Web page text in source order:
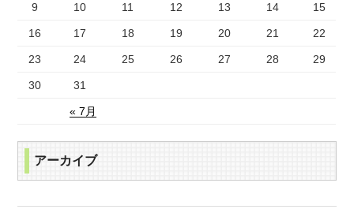
« 7月
9 10 11 12 13 14 15
16 17 18 19 20 21 22
23 24 25 26 27 28 29
30 31
アーカイブ